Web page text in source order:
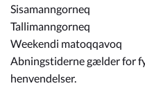
Sisamanngorneq
Tallimanngorneq
Weekendi matoqqavoq
Abningstiderne gælder for
henvendelser.